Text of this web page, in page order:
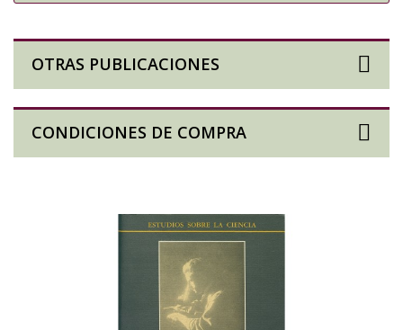
OTRAS PUBLICACIONES
CONDICIONES DE COMPRA